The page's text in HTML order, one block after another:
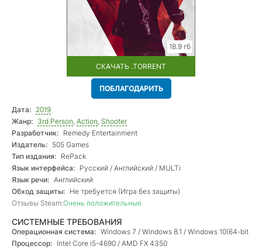
18.9 гб
СКАЧАТЬ .TORRENT
ПОБЛАГОДАРИТЬ
Дата: 2019
Жанр: 3rd Person, Action, Shooter
Разработчик: Remedy Entertainment
Издатель: 505 Games
Тип издания: RePack
Язык интерфейса: Русский / Английский / MULTi
Язык речи: Английский
Обход защиты: Не требуется (Игра без защиты)
Отзывы Steam:Очень положительные
СИСТЕМНЫЕ ТРЕБОВАНИЯ
Операционная система: Windows 7 / Windows 8.1 / Windows 10(64-bit
versions)
Процессор: Intel Core i5-4690 / AMD FX 4350